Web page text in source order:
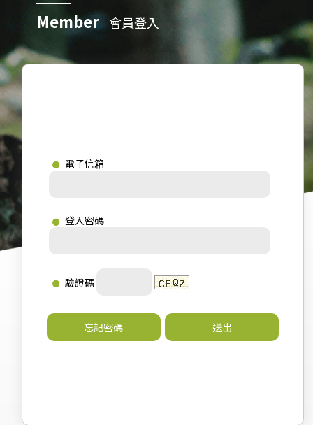
Member 會員登入
電子信箱
登入密碼
驗證碼
忘記密碼 送出